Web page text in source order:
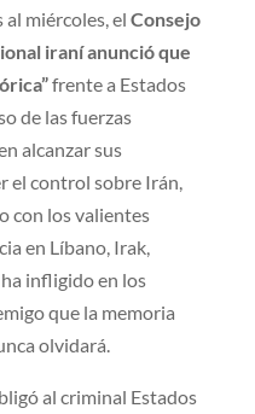
miércoles, el Consejo
iraní anunció que
frente a Estados
de las fuerzas
alcanzar sus
el control sobre Irán,
con los valientes
en Líbano, Irak,
infligido en los
que la memoria
olvidará.
al criminal Estados